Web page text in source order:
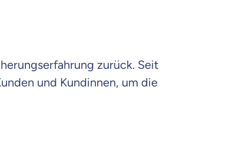
zurück. Seit
und Kundinnen, um die